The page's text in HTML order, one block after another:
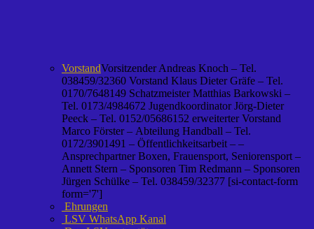
VorstandVorsitzender Andreas Knoch – Tel.
038459/32360 Vorstand Klaus Dieter Gräfe – Tel.
0170/7648149 Schatzmeister Matthias Barkowski –
Tel. 0173/4984672 Jugendkoordinator Jörg-Dieter
Peeck – Tel. 0152/05686152 erweiterter Vorstand
Marco Förster – Abteilung Handball – Tel.
0172/3901491 – Öffentlichkeitsarbeit – –
Ansprechpartner Boxen, Frauensport, Seniorensport –
Annett Stern – Sponsoren Tim Redmann – Sponsoren
Jürgen Schülke – Tel. 038459/32377 [si-contact-form
form='7']
Ehrungen
LSV WhatsApp Kanal